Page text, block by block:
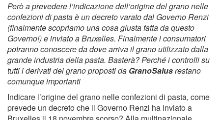
Però a prevedere l’indicazione dell’origine del grano nelle
confezioni di pasta è un decreto varato dal Governo Renzi
(finalmente scopriamo una cosa giusta fatta da questo
Governo!) e inviato a Bruxelles. Finalmente i consumatori
potranno conoscere da dove arriva il grano utilizzato dalla
grande industria della pasta. Basterà? Perché i controlli su
tutti i derivati del grano proposti da GranoSalusrestano
comunque importanti
Indicare l’origine del grano nelle confezioni di pasta, come
prevede un decreto che il Governo Renzi ha inviato a